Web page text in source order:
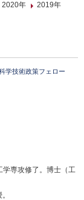
2020年
2019年
学技術政策フェロー
専攻修了。博士（工